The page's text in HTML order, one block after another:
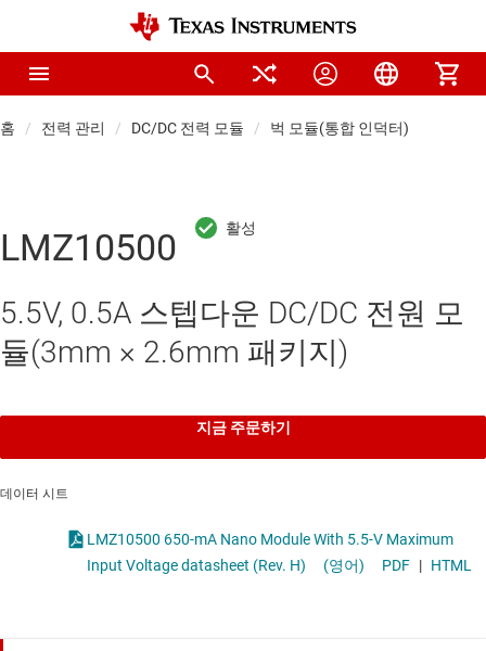
홈 전력 관리 DC/DC 전력 모듈 벅 모듈(통합 인덕터)
LMZ10500
5.5V, 0.5A 스텝다운 DC/DC 전원 모
듈(3mm × 2.6mm 패키지)
지금 주문하기
데이터 시트
LMZ10500 650-mA Nano Module With 5.5-V Maximum
Input Voltage datasheet (Rev. H)
(영어) PDF | HTML